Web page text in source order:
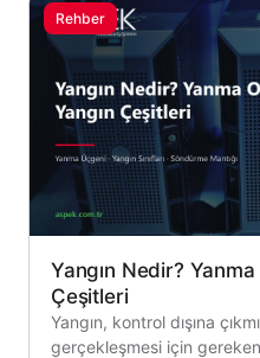
Rehber
Yangın Nedir? Yanma
Çeşitleri
Yangın, kontrol dışına
gerçekleşmesi için